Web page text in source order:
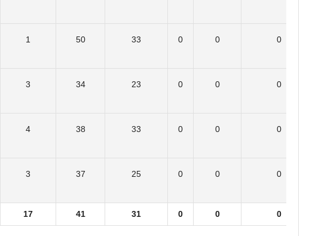
1 50 33 0 0 0
3 34 23 0 0 0
4 38 33 0 0 0
3 37 25 0 0 0
17 41 31 0 0 0